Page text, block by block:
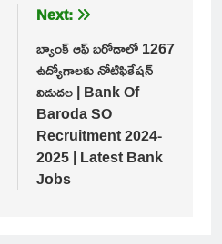
Next:
బ్యాంక్ ఆఫ్ బరోడాలో 1267
ఉద్యోగాలకు నోటిఫికేషన్
విడుదల | Bank Of
Baroda SO
Recruitment 2024-
2025 | Latest Bank
Jobs